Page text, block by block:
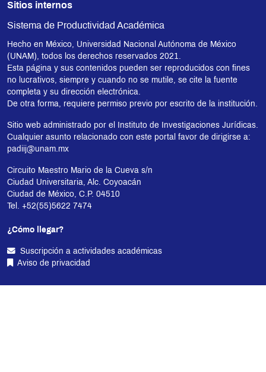
Sitios internos
Sistema de Productividad Académica
Hecho en México, Universidad Nacional Autónoma de México
(UNAM), todos los derechos reservados 2021.
Esta página y sus contenidos pueden ser reproducidos con fines
no lucrativos, siempre y cuando no se mutile, se cite la fuente
completa y su dirección electrónica.
De otra forma, requiere permiso previo por escrito de la institución.
Sitio web administrado por el Instituto de Investigaciones Jurídicas.
Cualquier asunto relacionado con este portal favor de dirigirse a:
padiij@unam.mx
Circuito Maestro Mario de la Cueva s/n
Ciudad Universitaria, Alc. Coyoacán
Ciudad de México, C.P. 04510
Tel. +52(55)5622 7474
¿Cómo llegar?
Suscripción a actividades académicas
Aviso de privacidad